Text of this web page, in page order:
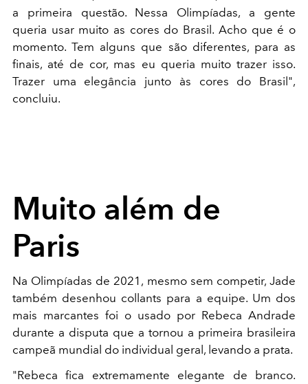
a primeira questão. Nessa Olimpíadas, a gente
queria usar muito as cores do Brasil. Acho que é o
momento. Tem alguns que são diferentes, para as
finais, até de cor, mas eu queria muito trazer isso.
Trazer uma elegância junto às cores do Brasil",
concluiu.
Muito além de
Paris
Na Olimpíadas de 2021, mesmo sem competir, Jade
também desenhou collants para a equipe. Um dos
mais marcantes foi o usado por Rebeca Andrade
durante a disputa que a tornou a primeira brasileira
campeã mundial do individual geral, levando a prata.
"Rebeca fica extremamente elegante de branco.